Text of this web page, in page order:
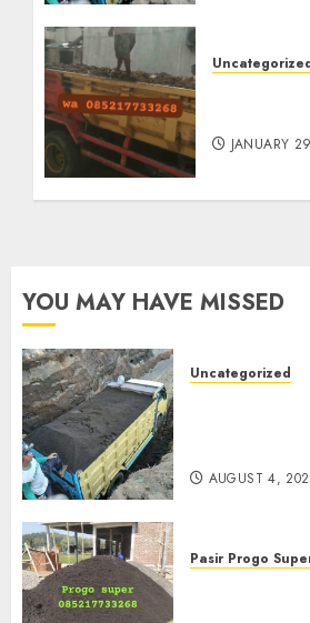
JANUARY
YOU MAY HAVE MISSED
Uncategorized
AUGUST 4,
Pasir Progo